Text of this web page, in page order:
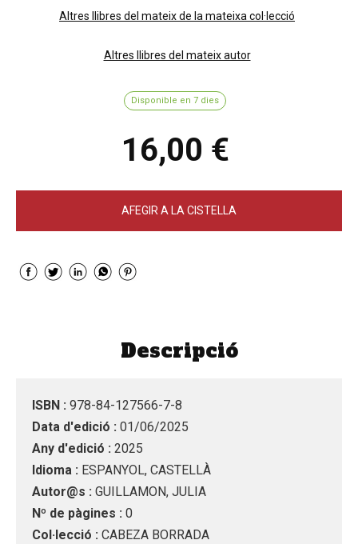
Altres llibres del mateix de la mateixa col·lecció
Altres llibres del mateix autor
Disponible en 7 dies
16,00 €
AFEGIR A LA CISTELLA
Descripció
ISBN : 978-84-127566-7-8
Data d'edició : 01/06/2025
Any d'edició : 2025
Idioma : ESPANYOL, CASTELLÀ
Autor@s : GUILLAMON, JULIA
Nº de pàgines : 0
Col·lecció : CABEZA BORRADA